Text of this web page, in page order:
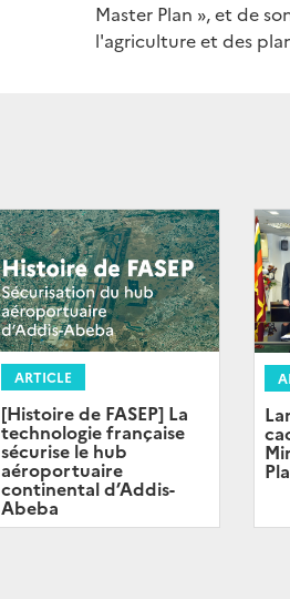
Master Plan », et de
l'agriculture et des
ARTICLE
[Histoire de FASEP] La
technologie française
sécurise le hub
aéroportuaire
continental d’Addis-
Abeba